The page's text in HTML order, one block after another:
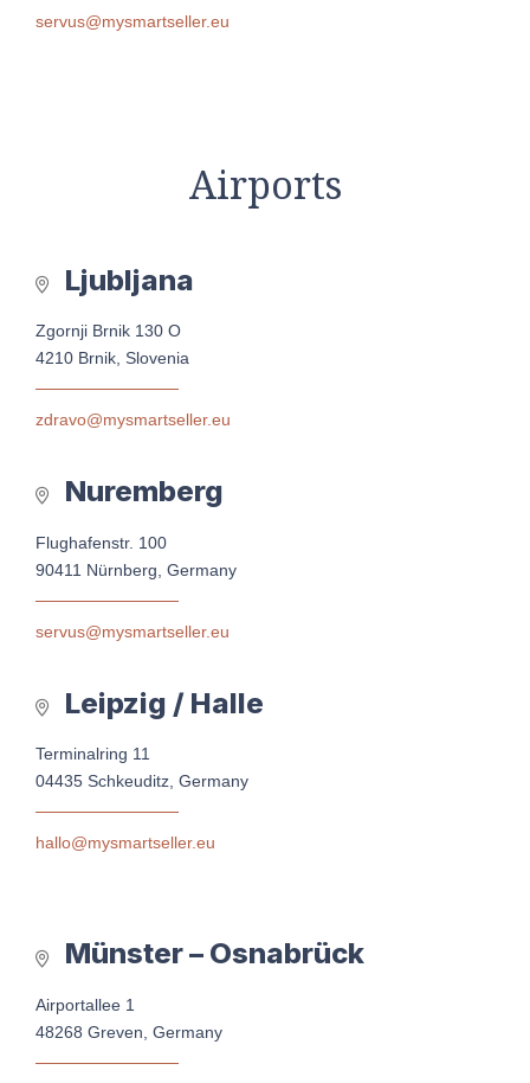
servus@mysmartseller.eu
Airports
Ljubljana
Zgornji Brnik 130 O
4210 Brnik, Slovenia
zdravo@mysmartseller.eu
Nuremberg
Flughafenstr. 100
90411 Nürnberg, Germany
servus@mysmartseller.eu
Leipzig / Halle
Terminalring 11
04435 Schkeuditz, Germany
hallo@mysmartseller.eu
Münster – Osnabrück
Airportallee 1
48268 Greven, Germany